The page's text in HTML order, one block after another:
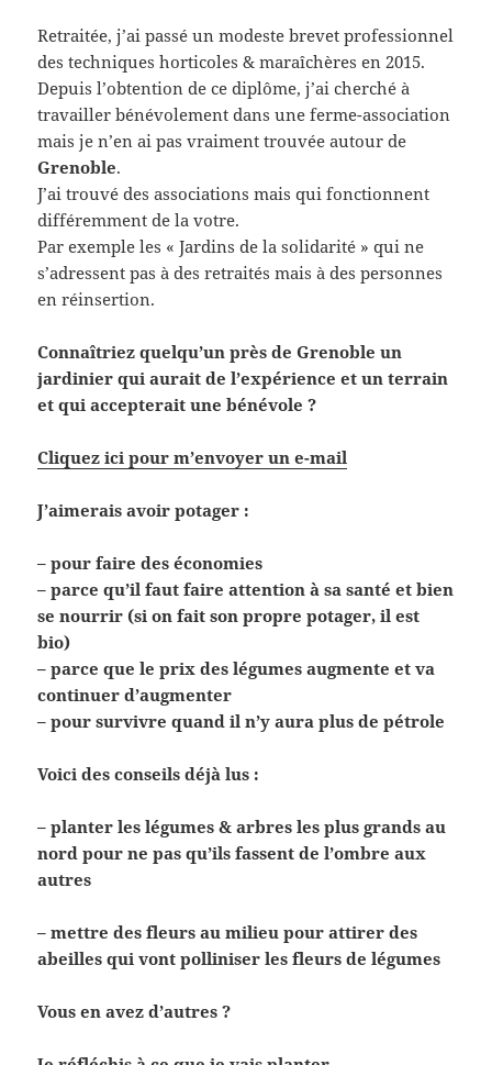
Retraitée, j’ai passé un modeste brevet professionnel
des techniques horticoles & maraîchères en 2015.
Depuis l’obtention de ce diplôme, j’ai cherché à
travailler bénévolement dans une ferme-association
mais je n’en ai pas vraiment trouvée autour de
Grenoble.
J’ai trouvé des associations mais qui fonctionnent
différemment de la votre.
Par exemple les « Jardins de la solidarité » qui ne
s’adressent pas à des retraités mais à des personnes
en réinsertion.
Connaîtriez quelqu’un près de Grenoble un
jardinier qui aurait de l’expérience et un terrain
et qui accepterait une bénévole ?
Cliquez ici pour m’envoyer un e-mail
J’aimerais avoir potager :
– pour faire des économies
– parce qu’il faut faire attention à sa santé et bien
se nourrir (si on fait son propre potager, il est
bio)
– parce que le prix des légumes augmente et va
continuer d’augmenter
– pour survivre quand il n’y aura plus de pétrole
Voici des conseils déjà lus :
– planter les légumes & arbres les plus grands au
nord pour ne pas qu’ils fassent de l’ombre aux
autres
– mettre des fleurs au milieu pour attirer des
abeilles qui vont polliniser les fleurs de légumes
Vous en avez d’autres ?